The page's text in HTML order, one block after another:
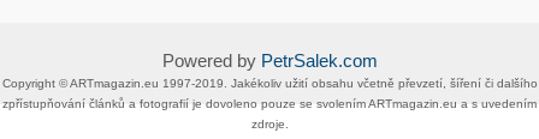
Powered by PetrSalek.com
Copyright ©​ ​​ARTmagazin.eu ​1997-2019​.​ Jakékoliv užití obsahu včetně převzetí, šíření či dalšího
zpřístupňování článků a fotografií je dovoleno pouze se svolením ​ARTmagazin.eu​ ​a s uvedením
zdroje.